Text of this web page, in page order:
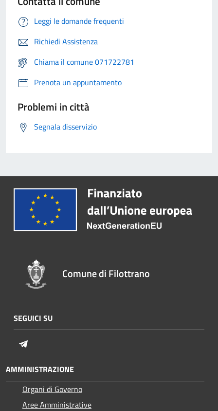
Leggi le domande frequenti
Richiedi Assistenza
Chiama il comune 071722781
Prenota un appuntamento
Problemi in città
Segnala disservizio
Comune di Filottrano
SEGUICI SU
AMMINISTRAZIONE
Organi di Governo
Aree Amministrative